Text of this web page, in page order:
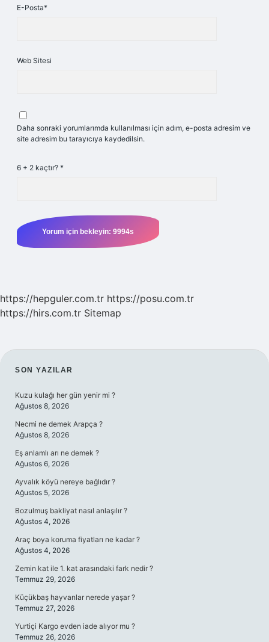
E-Posta*
Web Sitesi
Daha sonraki yorumlarımda kullanılması için adım, e-posta adresim ve
site adresim bu tarayıcıya kaydedilsin.
6 + 2 kaçtır? *
https://hepguler.com.tr https://posu.com.tr
https://hirs.com.tr Sitemap
SIDEBAR
SON YAZILAR
Kuzu kulağı her gün yenir mi ?
Ağustos 8, 2026
Necmi ne demek Arapça ?
Ağustos 8, 2026
Eş anlamlı arı ne demek ?
Ağustos 6, 2026
Ayvalık köyü nereye bağlıdır ?
Ağustos 5, 2026
Bozulmuş bakliyat nasıl anlaşılır ?
Ağustos 4, 2026
Araç boya koruma fiyatları ne kadar ?
Ağustos 4, 2026
Zemin kat ile 1. kat arasındaki fark nedir ?
Temmuz 29, 2026
Küçükbaş hayvanlar nerede yaşar ?
Temmuz 27, 2026
Yurtiçi Kargo evden iade alıyor mu ?
Temmuz 26, 2026